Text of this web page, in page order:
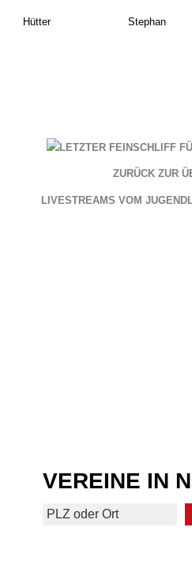
Hütter Stephan
LETZTER FEINSCHLIFF
ZURÜCK ZUR
LIVESTREAMS VOM
VEREINE IN